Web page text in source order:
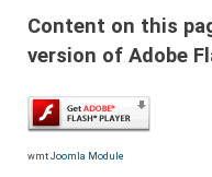
Content on this
version of Adobe
wmt Joomla Module